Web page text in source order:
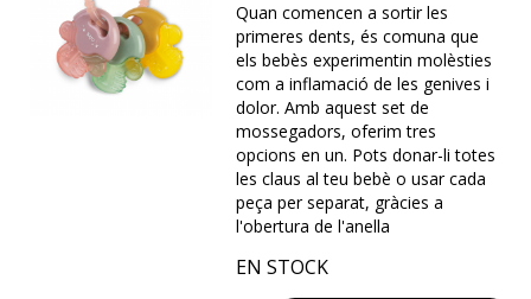
Quan comencen a sortir les
primeres dents, és comuna que
els bebès experimentin molèsties
com a inflamació de les genives i
dolor. Amb aquest set de
mossegadors, oferim tres
opcions en un. Pots donar-li totes
les claus al teu bebè o usar cada
peça per separat, gràcies a
l'obertura de l'anella
EN STOCK